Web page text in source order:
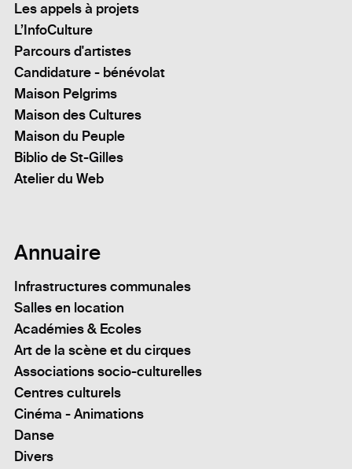
Les appels à projets
L’InfoCulture
Parcours d'artistes
Candidature - bénévolat
Maison Pelgrims
Maison des Cultures
Maison du Peuple
Biblio de St-Gilles
Atelier du Web
Annuaire
Infrastructures communales
Salles en location
Académies & Ecoles
Art de la scène et du cirques
Associations socio-culturelles
Centres culturels
Cinéma - Animations
Danse
Divers